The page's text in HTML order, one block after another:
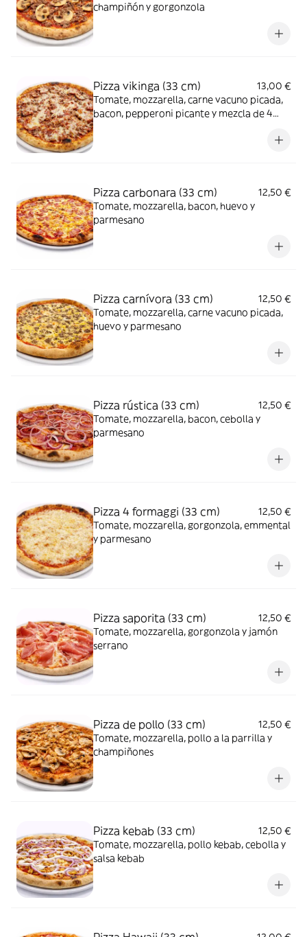
champiñón y gorgonzola
Pizza vikinga (33 cm)
13,00 €
Tomate, mozzarella, carne vacuno picada,
bacon, pepperoni picante y mezcla de 4
Pizza carbonara (33 cm)
12,50 €
Tomate, mozzarella, bacon, huevo y
parmesano
Pizza carnívora (33 cm)
12,50 €
Tomate, mozzarella, carne vacuno picada,
huevo y parmesano
Pizza rústica (33 cm)
12,50 €
Tomate, mozzarella, bacon, cebolla y
parmesano
Pizza 4 formaggi (33 cm)
12,50 €
Tomate, mozzarella, gorgonzola, emmental
y parmesano
Pizza saporita (33 cm)
12,50 €
Tomate, mozzarella, gorgonzola y jamón
serrano
Pizza de pollo (33 cm)
12,50 €
Tomate, mozzarella, pollo a la parrilla y
champiñones
Pizza kebab (33 cm)
12,50 €
Tomate, mozzarella, pollo kebab, cebolla y
salsa kebab